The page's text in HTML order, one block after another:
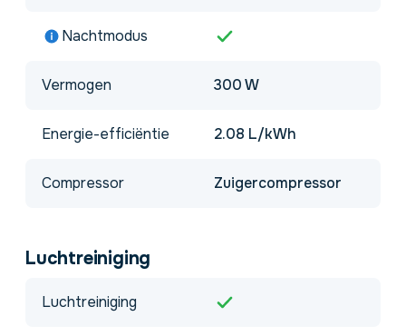
Nachtmodus
Vermogen 300 W
Energie-efficiëntie 2.08 L/kWh
Compressor Zuigercompressor
Luchtreiniging
Luchtreiniging